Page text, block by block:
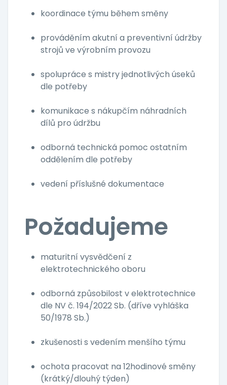
koordinace týmu během směny
prováděním akutní a preventivní údržby
strojů ve výrobním provozu
spolupráce s mistry jednotlivých úseků
dle potřeby
komunikace s nákupčím náhradních
dílů pro údržbu
odborná technická pomoc ostatním
oddělením dle potřeby
vedení příslušné dokumentace
Požadujeme
maturitní vysvědčení z
elektrotechnického oboru
odborná způsobilost v elektrotechnice
dle NV č. 194/2022 Sb. (dříve vyhláška
50/1978 Sb.)
zkušenosti s vedením menšího týmu
ochota pracovat na 12hodinové směny
(krátký/dlouhý týden)